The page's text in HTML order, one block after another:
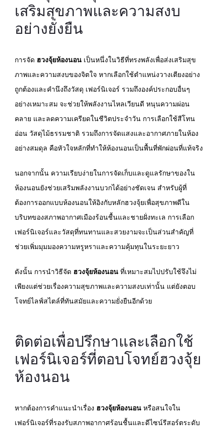
เสริมสุขภาพและความสงบ
อย่างยั่งยืน
การจัด ฮวงจุ้ยห้องนอน เป็นหนึ่งในวิธีที่ทรงพลังเพื่อส่งเสริมสุข
ภาพและความสงบของจิตใจ หากเลือกใช้ตำแหน่งวางเตียงอย่าง
ถูกต้องและคำนึงถึงวัสดุ เฟอร์นิเจอร์ รวมถึงองค์ประกอบอื่นๆ
อย่างเหมาะสม จะช่วยให้พลังงานไหลเวียนดี หนุนความผ่อน
คลาย และลดความเครียดในชีวิตประจำวัน การเลือกใช้สีโทน
อ่อน วัสดุไม้ธรรมชาติ รวมถึงการจัดแสงและอากาศภายในห้อง
อย่างสมดุล คือหัวใจหลักที่ทำให้ห้องนอนเป็นพื้นที่พักผ่อนที่แท้จริง
นอกจากนั้น ความเรียบง่ายในการจัดเก็บและดูแลรักษาของใน
ห้องนอนยังช่วยเสริมพลังงานบวกได้อย่างชัดเจน สำหรับผู้ที่
ต้องการออกแบบห้องนอนให้อิงกับหลักฮวงจุ้ยเพื่อสุขภาพดีใน
บริบทของสภาพอากาศเมืองร้อนชื้นและชายฝั่งทะเล การเลือก
เฟอร์นิเจอร์และวัสดุที่ทนทานและสวยงามจะเป็นส่วนสำคัญที่
ช่วยเพิ่มมุมมองความหรูหราและความคุ้มทุนในระยะยาว
ดังนั้น การนำวิธีจัด ฮวงจุ้ยห้องนอน ที่เหมาะสมไปปรับใช้จึงไม่
เพียงแต่ช่วยเรื่องความสุขภาพและความสงบเท่านั้น แต่ยังตอบ
โจทย์ไลฟ์สไตล์ที่ทันสมัยและความยั่งยืนอีกด้วย
ติดต่อเพื่อปรึกษาและเลือกใช้
เฟอร์นิเจอร์ที่ตอบโจทย์ฮวงจุ้ย
ห้องนอน
หากต้องการคำแนะนำเรื่อง ฮวงจุ้ยห้องนอน หรือสนใจใน
เฟอร์นิเจอร์ที่รองรับสภาพอากาศร้อนชื้นและดีไซน์รีสอร์ตระดับ